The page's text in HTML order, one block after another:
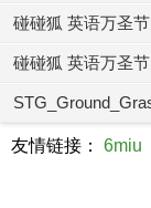
碰碰狐 英语万圣
碰碰狐 英语万圣
友情链接： 6miu